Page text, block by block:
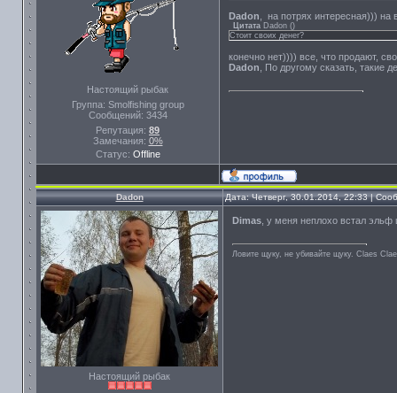
Настоящий рыбак
Группа: Smolfishing group
Сообщений: 3434
Репутация: 89
Замечания: 0%
Статус: Offline
Dadon , на потрях интересная))) на
Цитата Dadon ()
Стоит своих денег?
конечно нет)))) все, что продают,
Dadon , По другому сказать, такие
Dadon Дата: Четверг, 30.01.2014, 22:33 |
Настоящий рыбак
Dimas , у меня неплохо встал
Ловите щуку, не убивайте щуку. Сlaes